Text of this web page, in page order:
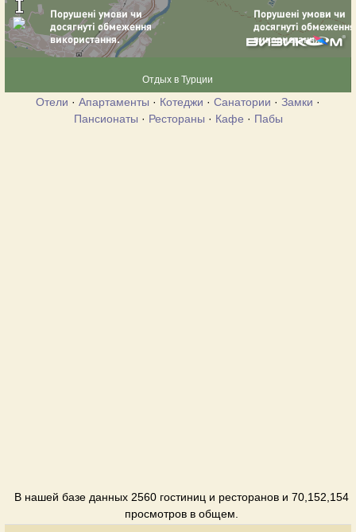
Отдых в Турции
Отели · Апартаменты · Котеджи · Санатории · Замки ·
Пансионаты · Рестораны · Кафе · Пабы
В нашей базе данных 2560 гостиниц и ресторанов и 70,152,154
просмотров в общем.